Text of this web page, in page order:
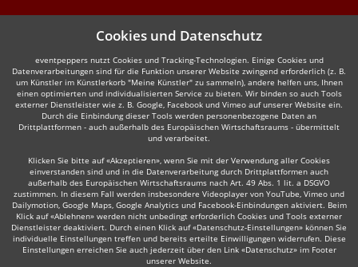
Cookies und Datenschutz
eventpeppers nutzt Cookies und Tracking-Technologien. Einige Cookies und
Datenverarbeitungen sind für die Funktion unserer Website zwingend erforderlich (z. B.
um Künstler im Künstlerkorb "Meine Künstler" zu sammeln), andere helfen uns, Ihnen
einen optimierten und individualisierten Service zu bieten. Wir binden so auch Tools
externer Dienstleister wie z. B. Google, Facebook und Vimeo auf unserer Website ein.
Durch die Einbindung dieser Tools werden personenbezogene Daten an
Drittplattformen - auch außerhalb des Europäischen Wirtschaftsraums - übermittelt
und verarbeitet.
Klicken Sie bitte auf «Akzeptieren», wenn Sie mit der Verwendung aller Cookies
einverstanden sind und in die Datenverarbeitung durch Drittplattformen auch
außerhalb des Europäischen Wirtschaftsraums nach Art. 49 Abs. 1 lit. a DSGVO
zustimmen. In diesem Fall werden insbesondere Videoplayer von YouTube, Vimeo und
Dailymotion, Google Maps, Google Analytics und Facebook-Einbindungen aktiviert. Beim
Klick auf «Ablehnen» werden nicht unbedingt erforderlich Cookies und Tools externer
Dienstleister deaktiviert. Durch einen Klick auf «Datenschutz-Einstellungen» können Sie
individuelle Einstellungen treffen und bereits erteilte Einwilligungen widerrufen. Diese
Einstellungen erreichen Sie auch jederzeit über den Link «Datenschutz» im Footer
unserer Website.